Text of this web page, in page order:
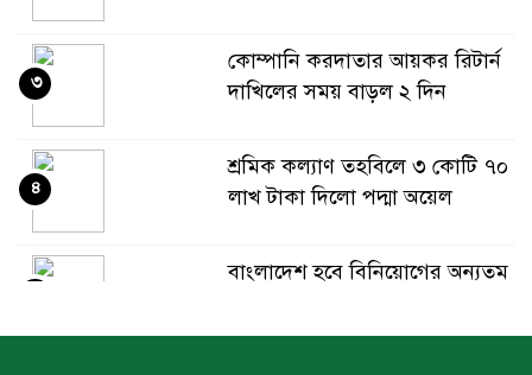
কোম্পানি করদাতার আয়কর রিটার্ন
দাখিলের সময় বাড়ল ২ দিন
৩
শ্রমিক কল্যাণ তহবিলে ৩ কোটি ৭০
লাখ টাকা দিলো পদ্মা অয়েল
৪
বাংলাদেশ হবে বিনিয়োগের অন্যতম